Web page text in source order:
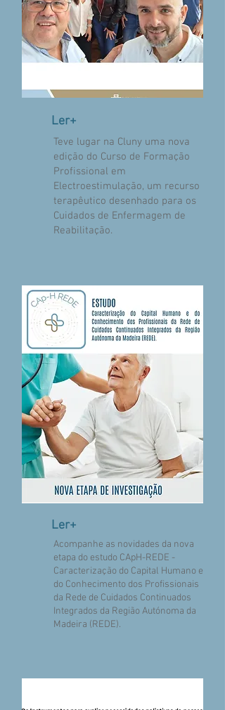
Ler+
Teve lugar na Cluny uma nova
edição do Curso de Formação
Profissional em
Electroestimulação, um recurso
terapêutico desenhado para os
Cuidados de Enfermagem de
Reabilitação.
Ler+
Acompanhe as novidades da nova
etapa do estudo CApH-REDE -
Caracterização do Capital Humano e
do Conhecimento dos Profissionais
da Rede de Cuidados Continuados
Integrados da Região Autónoma da
Madeira (REDE).